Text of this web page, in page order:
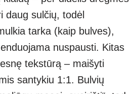
daug sulčių, todėl
tarka (kaip bulves),
nuspausti. Kitas
tekstūrą – maišyti
santykiu 1:1. Bulvių